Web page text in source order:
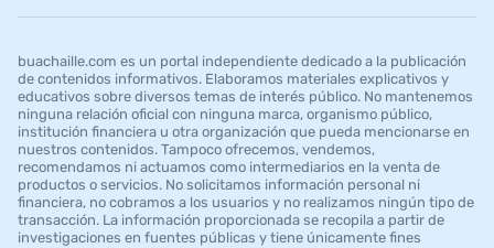
buachaille.com es un portal independiente dedicado a la publicación
de contenidos informativos. Elaboramos materiales explicativos y
educativos sobre diversos temas de interés público. No mantenemos
ninguna relación oficial con ninguna marca, organismo público,
institución financiera u otra organización que pueda mencionarse en
nuestros contenidos. Tampoco ofrecemos, vendemos,
recomendamos ni actuamos como intermediarios en la venta de
productos o servicios. No solicitamos información personal ni
financiera, no cobramos a los usuarios y no realizamos ningún tipo de
transacción. La información proporcionada se recopila a partir de
investigaciones en fuentes públicas y tiene únicamente fines